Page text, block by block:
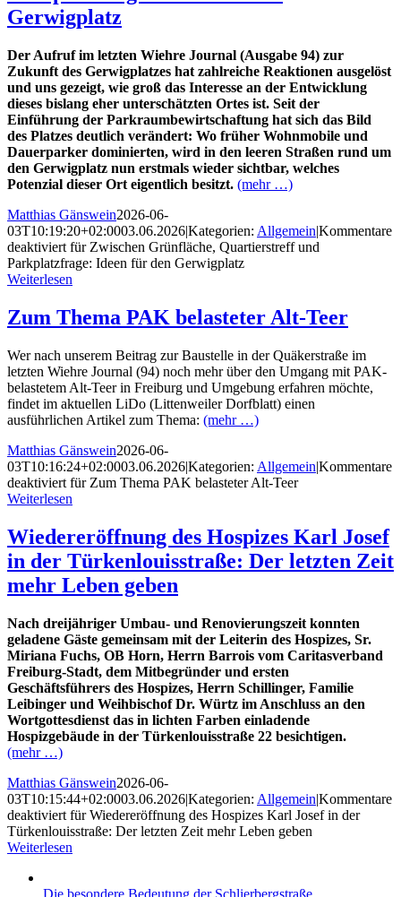
Gerwigplatz
Der Aufruf im letzten Wiehre Journal (Ausgabe 94) zur
Zukunft des Gerwigplatzes hat zahlreiche Reaktionen ausgelöst
und uns gezeigt, wie groß das Interesse an der Entwicklung
dieses bislang eher unterschätzten Ortes ist. Seit der
Einführung der Parkraumbewirtschaftung hat sich das Bild
des Platzes deutlich verändert: Wo früher Wohnmobile und
Dauerparker dominierten, wird in den leeren Straßen rund um
den Gerwigplatz nun erstmals wieder sichtbar, welches
Potenzial dieser Ort eigentlich besitzt. (mehr …)
Matthias Gänswein2026-06-
03T10:19:20+02:0003.06.2026|Kategorien: Allgemein|Kommentare
deaktiviert für Zwischen Grünfläche, Quartierstreff und
Parkplatzfrage: Ideen für den Gerwigplatz
Weiterlesen
Zum Thema PAK belasteter Alt-Teer
Wer nach unserem Beitrag zur Baustelle in der Quäkerstraße im
letzten Wiehre Journal (94) noch mehr über den Umgang mit PAK-
belastetem Alt-Teer in Freiburg und Umgebung erfahren möchte,
findet im aktuellen LiDo (Littenweiler Dorfblatt) einen
ausführlichen Artikel zum Thema: (mehr …)
Matthias Gänswein2026-06-
03T10:16:24+02:0003.06.2026|Kategorien: Allgemein|Kommentare
deaktiviert für Zum Thema PAK belasteter Alt-Teer
Weiterlesen
Wiedereröffnung des Hospizes Karl Josef
in der Türkenlouisstraße: Der letzten Zeit
mehr Leben geben
Nach dreijähriger Umbau- und Renovierungszeit konnten
geladene Gäste gemeinsam mit der Leiterin des Hospizes, Sr.
Miriana Fuchs, OB Horn, Herrn Barrois vom Caritasverband
Freiburg-Stadt, dem Mitbegründer und ersten
Geschäftsführers des Hospizes, Herrn Schillinger, Familie
Leibinger und Weihbischof Dr. Würtz im Anschluss an den
Wortgottesdienst das in lichten Farben einladende
Hospizgebäude in der Türkenlouisstraße 22 besichtigen.
(mehr …)
Matthias Gänswein2026-06-
03T10:15:44+02:0003.06.2026|Kategorien: Allgemein|Kommentare
deaktiviert für Wiedereröffnung des Hospizes Karl Josef in der
Türkenlouisstraße: Der letzten Zeit mehr Leben geben
Weiterlesen
Die besondere Bedeutung der Schlierbergstraße